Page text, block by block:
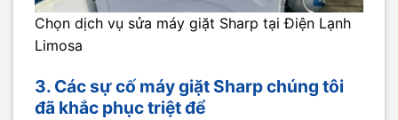
Chọn dịch vụ sửa máy giặt Sharp tại Điện Lạnh
Limosa
3. Các sự cố máy giặt Sharp chúng tôi
đã khắc phục triệt để